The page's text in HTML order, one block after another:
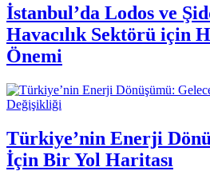
İstanbul’da Lodos ve
Havacılık Sektörü için
Önemi
Değişikliği
Türkiye’nin Enerji
İçin Bir Yol Haritası